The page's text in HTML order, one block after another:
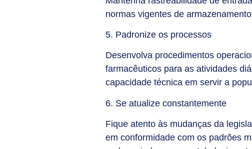
normas vigentes de
5. Padronize os processos
Desenvolva procedimentos
farmacêuticos para as atividades
capacidade técnica em servir a
6. Se atualize constantemente
Fique atento às mudanças da
em conformidade com os padrões